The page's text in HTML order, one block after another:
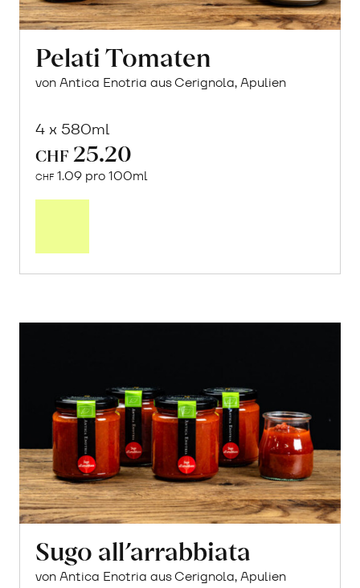
Pelati Tomaten
von Antica Enotria aus Cerignola, Apulien
4 x 580ml
CHF 25.20
CHF 1.09 pro 100ml
Sugo all’arrabbiata
von Antica Enotria aus Cerignola, Apulien